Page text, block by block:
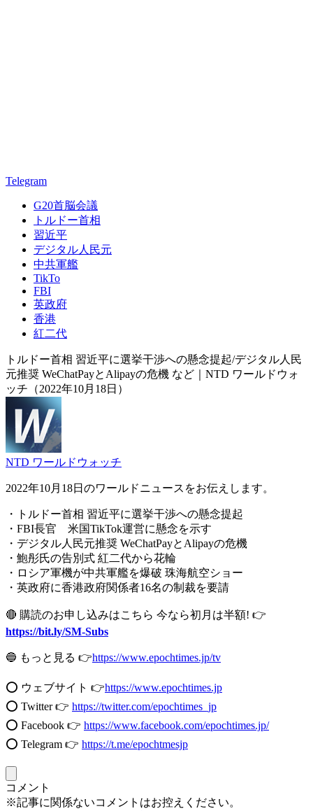
Telegram
G20首脳会議
トルドー首相
習近平
デジタル人民元
中共軍艦
TikTo
FBI
英政府
香港
紅二代
トルドー首相 習近平に選挙干渉への懸念提起/デジタル人民
元推奨 WeChatPayとAlipayの危機 など｜NTD ワールドウォ
ッチ（2022年10月18日）
NTD ワールドウォッチ
2022年10月18日のワールドニュースをお伝えします。
・トルドー首相 習近平に選挙干渉への懸念提起
・FBI長官 米国TikTok運営に懸念を示す
・デジタル人民元推奨 WeChatPayとAlipayの危機
・鮑彤氏の告別式 紅二代から花輪
・ロシア軍機が中共軍艦を爆破 珠海航空ショー
・英政府に香港政府関係者16名の制裁を要請
🔴 購読のお申し込みはこちら 今なら初月は半額! 👉
https://bit.ly/SM-Subs
🔵 もっと見る 👉https://www.epochtimes.jp/tv
⭕️ ウェブサイト 👉https://www.epochtimes.jp​​
⭕️ Twitter 👉 https://twitter.com/epochtimes_jp
⭕️ Facebook 👉 https://www.facebook.com/epochtimes.jp/
⭕️ Telegram 👉 https://t.me/epochtmesjp
コメント
※記事に関係ないコメントはお控えください。